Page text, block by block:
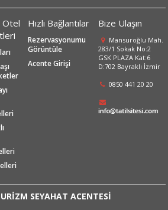
Otel
Hızlı Bağlantılar
Rezervasyonumu
Görüntüle
Acente Girişi
Bize Ulaşın
Mansuroğlu Mah.
283/1 Sokak No:2
GSK PLAZA Kat:6
D:702 Bayraklı İzmir
0850 441 20 20
SEYAHAT ACENTESİ